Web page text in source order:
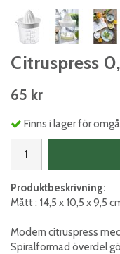
Citruspress
65 kr
Finns i lager för
Produktbeskrivning:
Mått : 14,5 x 10,5 x 9,5
Modern citruspress
Spiralformad överdel